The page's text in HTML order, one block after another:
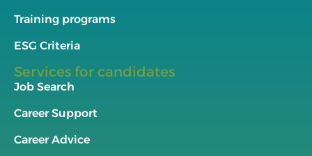
Training programs
ESG Criteria
Services for candidates
Job Search
Career Support
Career Advice